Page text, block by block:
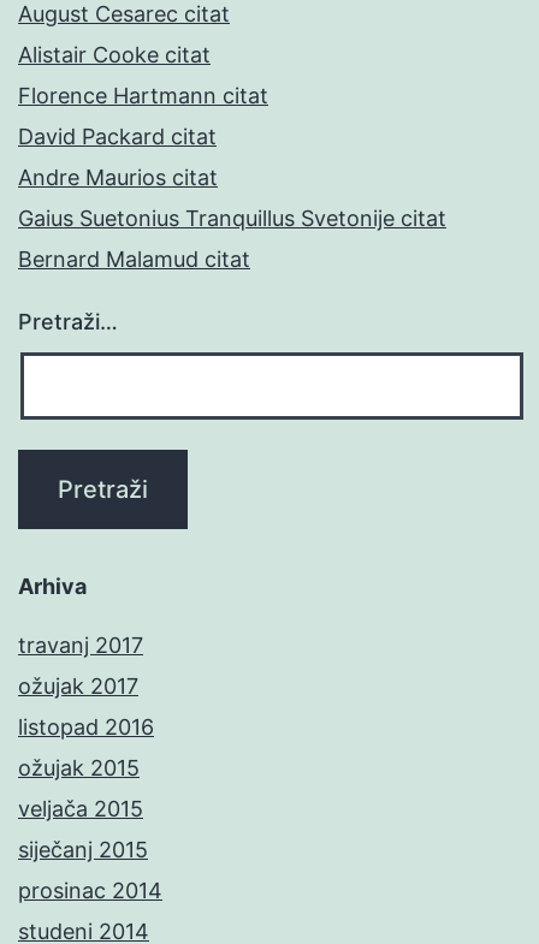
August Cesarec citat
Alistair Cooke citat
Florence Hartmann citat
David Packard citat
Andre Maurios citat
Gaius Suetonius Tranquillus Svetonije citat
Bernard Malamud citat
Pretraži…
Arhiva
travanj 2017
ožujak 2017
listopad 2016
ožujak 2015
veljača 2015
siječanj 2015
prosinac 2014
studeni 2014